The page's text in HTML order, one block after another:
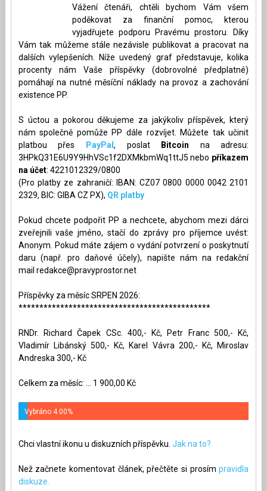
Vážení čtenáři, chtěli bychom Vám všem
poděkovat za finanční pomoc, kterou
vyjadřujete podporu Pravému prostoru. Díky
Vám tak můžeme stále nezávisle publikovat a pracovat na
dalších vylepšeních. Níže uvedený graf představuje, kolika
procenty nám Vaše příspěvky (dobrovolné předplatné)
pomáhají na nutné měsíční náklady na provoz a zachování
existence PP.
S úctou a pokorou děkujeme za jakýkoliv příspěvek, který
nám společně pomůže PP dále rozvíjet. Můžete tak učinit
platbou přes
PayPal , poslat Bitcoin na adresu:
3HPkQ31E6U9Y9HhVSc1f2DXMkbmWq1ttJ5 nebo příkazem
na účet: 4221012329/0800
(Pro platby ze zahraničí: IBAN: CZ07 0800 0000 0042 2101
2329, BIC: GIBA CZ PX), QR platby
Pokud chcete podpořit PP a nechcete, abychom mezi dárci
zveřejnili vaše jméno, stačí do zprávy pro příjemce uvést:
Anonym. Pokud máte zájem o vydání potvrzení o poskytnutí
daru (např. pro daňové účely), napište nám na redakční
mail redakce@pravyprostor.net
Příspěvky za měsíc SRPEN 2026:
**********************************************
RNDr. Richard Čapek CSc. 400,- Kč, Petr Franc 500,- Kč,
Vladimír Libánský 500,- Kč, Karel Vávra 200,- Kč, Miroslav
Andreska 300,- Kč
Celkem za měsíc: ... 1 900,00 Kč
Vybráno 4.00%
Chci vlastní ikonu u diskuzních příspěvku. Jak na to?
Než začnete komentovat článek, přečtěte si prosímpravidla
diskuze.